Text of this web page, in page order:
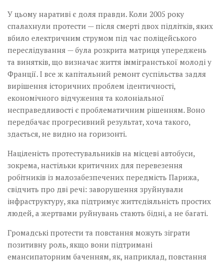
У цьому наративі є доля правди. Коли 2005 року
спалахнули протести — після смерті двох підлітків, яких
вбило електричним струмом під час поліцейського
переслідування — була розкрита матриця упереджень
та винятків, що визначає життя іммігранстької молоді у
Франції. І все ж капітальний ремонт суспільства задля
вирішення історичних проблем ідентичності,
економічного відчуження та колоніальної
несправедливості є проблематичним рішенням. Воно
передбачає прогресивний результат, хоча такого,
здається, не видно на горизонті.
Націленість протестувальників на місцеві автобуси,
зокрема, настільки критичних для перевезення
робітників із малозабезпечених передмість Парижа,
свідчить про дві речі: заворушення зруйнували
інфраструктуру, яка підтримує життєдіяльність простих
людей, а жертвами руйнувань стають бідні, а не багаті.
Громадські протести та повстання можуть зіграти
позитивну роль, якщо вони підтримані
емансипаторним баченням, як, наприклад, повстання